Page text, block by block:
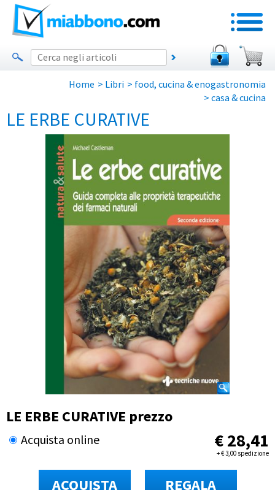
Home > Libri > food, cucina & enogastronomia
> casa & cucina
LE ERBE CURATIVE
LE ERBE CURATIVE prezzo
Acquista online €28,41
+€3,00 spedizione
ACQUISTA REGALA